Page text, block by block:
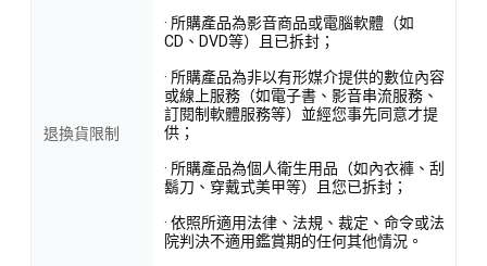
退換貨限制
· 所購產品為影音商品或電腦軟體（如
CD、DVD等）且已拆封；
· 所購產品為非以有形媒介提供的數位內容
或線上服務（如電子書、影音串流服務、
訂閱制軟體服務等）並經您事先同意才提
供；
· 所購產品為個人衛生用品（如內衣褲、刮
鬍刀、穿戴式美甲等）且您已拆封；
· 依照所適用法律、法規、裁定、命令或法
院判決不適用鑑賞期的任何其他情況。